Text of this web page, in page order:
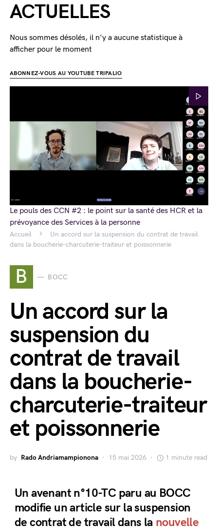
Accueil
Un accord sur la suspension du contrat de travail
dans la boucherie-charcuterie-traiteur et poissonnerie
B BOCC
Un accord sur la
suspension du
contrat de travail
dans la boucherie-
charcuterie-traiteur
et poissonnerie
by Rado Andriamampionona 15 mai 2026 1 minute read
Un avenant n°10-TC paru au BOCC
modifie un article sur la suspension
de contrat de travail dans la nouvelle
ACTUELLES
Nous sommes désolés, il n'y a aucune statistique à
afficher pour le moment
ABONNEZ-VOUS AU YOUTUBE TRIPALIO
Le pouls des CCN #2 : le point sur la santé des HCR et la
prévoyance des Services à la personne